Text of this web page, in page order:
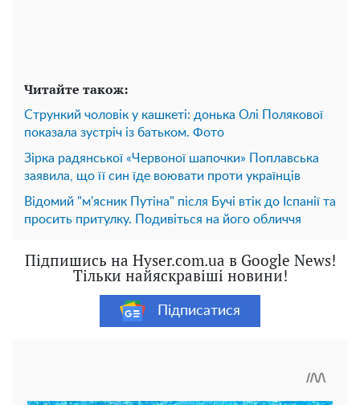
Читайте також:
Стрункий чоловік у кашкеті: донька Олі Полякової
показала зустріч із батьком. Фото
Зірка радянської «Червоної шапочки» Поплавська
заявила, що її син їде воювати проти українців
Відомий "м'ясник Путіна" після Бучі втік до Іспанії та
просить притулку. Подивіться на його обличчя
Підпишись на Hyser.com.ua в Google News!
Тільки найяскравіші новини!
Підписатися